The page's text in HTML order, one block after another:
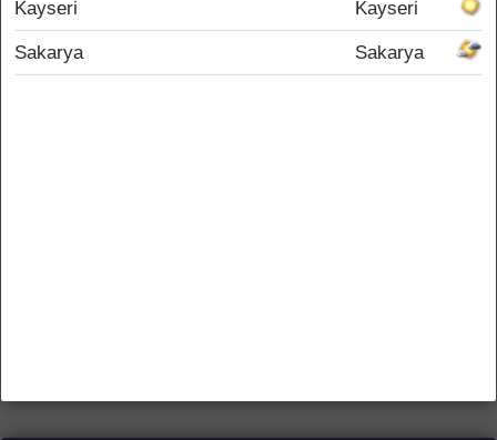
Kayseri Kayseri
Sakarya Sakarya